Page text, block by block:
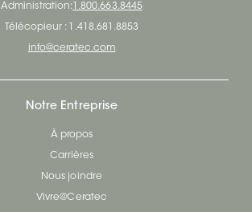
Administration: 1.800.663.8445
Télécopieur : 1.418.681.8853
info@ceratec.com
Notre Entreprise
À propos
Carrières
Nous joindre
Vivre@Ceratec